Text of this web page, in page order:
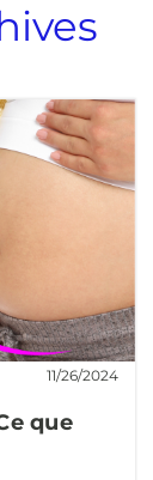
11/26/2024
que